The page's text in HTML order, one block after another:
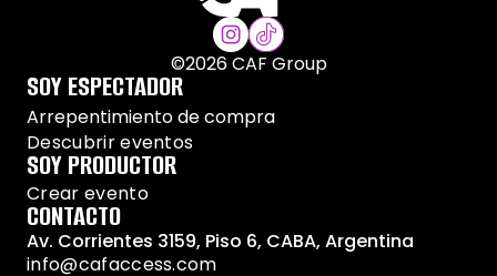
©2026CAF Group
SOY ESPECTADOR
Arrepentimiento de compra
Descubrir eventos
SOY PRODUCTOR
Crear evento
CONTACTO
Av. Corrientes 3159, Piso 6, CABA, Argentina
info@cafaccess.com